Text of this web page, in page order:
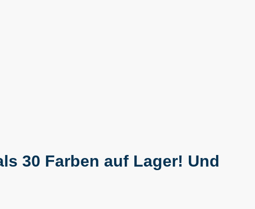
30 Farben auf Lager! Und